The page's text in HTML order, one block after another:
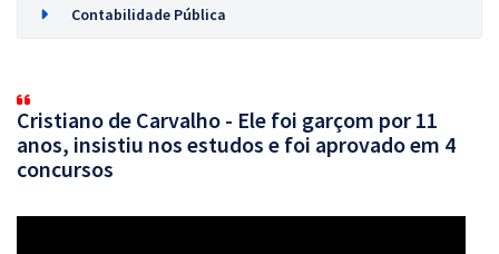
Contabilidade Pública
Cristiano de Carvalho - Ele foi garçom por 11
anos, insistiu nos estudos e foi aprovado em 4
concursos